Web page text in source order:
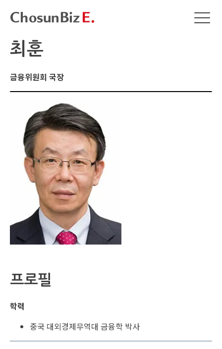
최훈
금융위원회 국장
프로필
학력
중국 대외경제무역대 금융학 박사